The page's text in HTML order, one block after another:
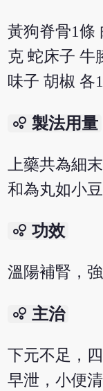
黃狗脊骨1條
克 蛇床子 牛
味子 胡椒 各
bubble_chart 製法用量
上藥共為細
和為丸如小
bubble_chart 功效
溫陽補腎，強
bubble_chart 主治
下元不足，
早泄，小便